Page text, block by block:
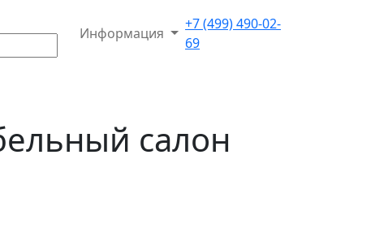
Информация
+7 (499) 490-02-
69
салон